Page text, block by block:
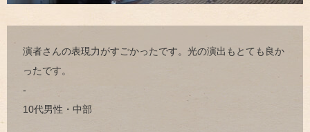
演者さんの表現力がすごかったです。光の演出もとても良か
ったです。
-
10代男性・中部